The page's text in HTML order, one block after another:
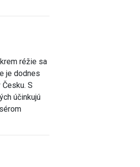
réžie sa
je dodnes
S
účinkujú